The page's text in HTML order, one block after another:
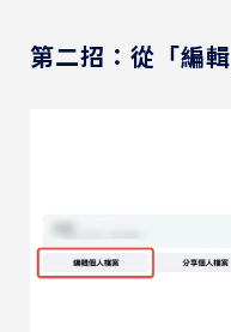
第二招：從「編輯